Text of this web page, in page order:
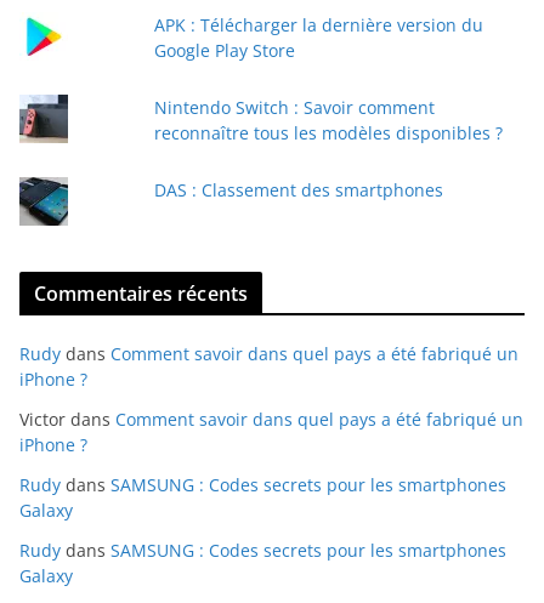
a
APK : Télécharger la dernière version du
Google Play Store
Nintendo Switch : Savoir comment
reconnaître tous les modèles disponibles ?
DAS : Classement des smartphones
Commentaires récents
Rudy dans Comment savoir dans quel pays a été fabriqué un
iPhone ?
Victor dans Comment savoir dans quel pays a été fabriqué un
iPhone ?
Rudy dans SAMSUNG : Codes secrets pour les smartphones
Galaxy
Rudy dans SAMSUNG : Codes secrets pour les smartphones
Galaxy